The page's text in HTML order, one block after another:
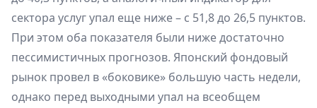
сектора услуг упал еще ниже – с 51,8 до 26,5 пунктов.
При этом оба показателя были ниже достаточно
пессимистичных прогнозов. Японский фондовый
рынок провел в «боковике» большую часть недели,
однако перед выходными упал на всеобщем